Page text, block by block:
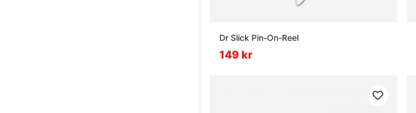
Dr Slick Pin-On-Reel
149 kr